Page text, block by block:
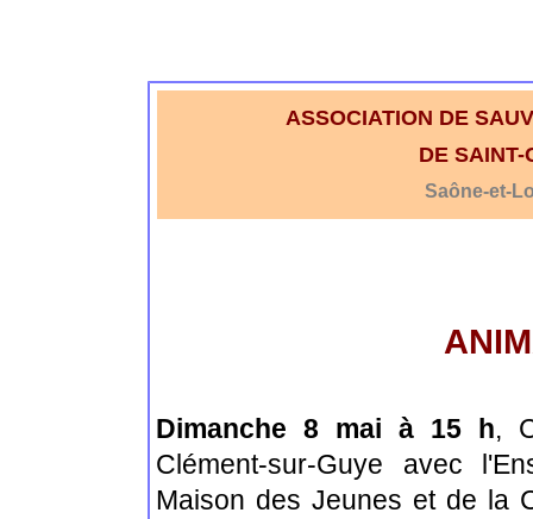
ASSOCIATION DE
DE SAINT-
Saône-et-
Dimanche 8 mai à 15 h,
Clément-sur-Guye avec
Maison des Jeunes et de la